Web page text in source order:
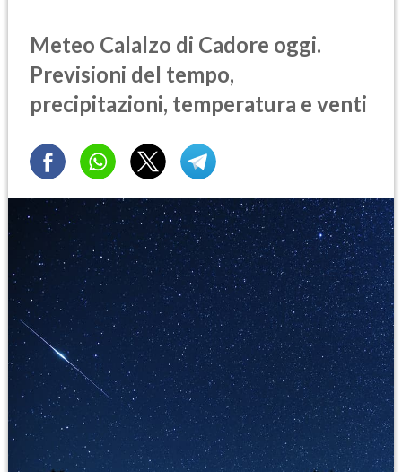
Meteo Calalzo di Cadore oggi.
Previsioni del tempo,
precipitazioni, temperatura e venti